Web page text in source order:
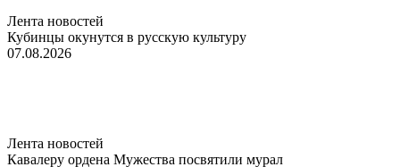
Лента новостей
Кубинцы окунутся в русскую культуру
07.08.2026
Лента новостей
Кавалеру ордена Мужества посвятили мурал